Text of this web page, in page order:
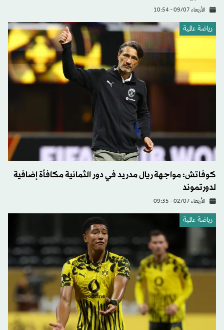
الأربعاء 09/07 - 10:54
رياضة عالمية
كوفاتش: مواجهة ريال مدريد في دور الثمانية مكافأة إضافية
لدورتموند
الأربعاء 02/07 - 09:35
رياضة عالمية